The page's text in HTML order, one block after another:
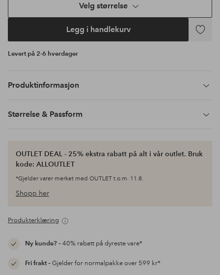
Velg størrelse
Legg i handlekurv
Legg
Levert på 2-6 hverdager
Produktinformasjon
Størrelse & Passform
OUTLET DEAL - 25% ekstra rabatt på alt i vår outlet. Bruk
kode: ALLOUTLET
*Gjelder varer merket med OUTLET t.o.m. 11.8.
Shopp her
Produkterklæring
Ny kunde?– 40% rabatt på dyreste vare*
Fri frakt– Gjelder for normalpakke over 599 kr*